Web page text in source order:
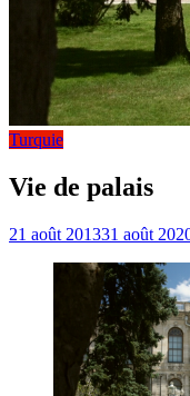
Turquie
Vie de palais
21 août 201331 août